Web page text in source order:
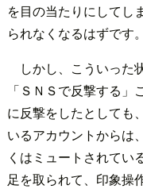
を目の当たりにしてし
られなくなるはずです。
しかし、こういった
「ＳＮＳで反撃する
に反撃をしたとしても
いるアカウントからは
くはミュートされてい
足を取られて、印象操